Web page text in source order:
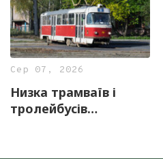
Сер 07, 2026
Низка трамваїв і
тролейбусів